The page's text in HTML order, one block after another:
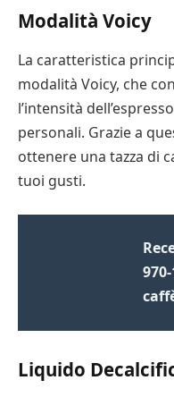
Modalità Voicy
La caratteristica
modalità Voicy, che
l’intensità
personali. Grazie a
ottenere una tazza di
tuoi gusti.
Liquido